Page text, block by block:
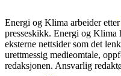
Energi og Klima arbeider etter
presseskikk. Energi og Klima
eksterne nettsider som det
urettmessig medieomtale,
redaksjonen. Ansvarlig